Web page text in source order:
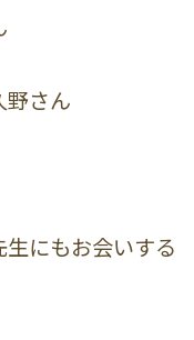
さん
にもお会いする